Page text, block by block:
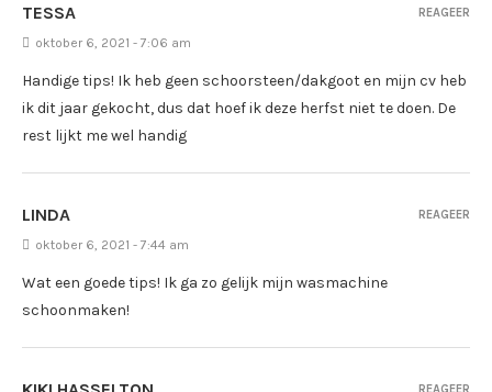
TESSA
oktober 6, 2021 - 7:06 am
Handige tips! Ik heb geen schoorsteen/dakgoot en mijn cv heb
ik dit jaar gekocht, dus dat hoef ik deze herfst niet te doen. De
rest lijkt me wel handig
REAGEER
LINDA
oktober 6, 2021 - 7:44 am
Wat een goede tips! Ik ga zo gelijk mijn wasmachine
schoonmaken!
REAGEER
REAGEER